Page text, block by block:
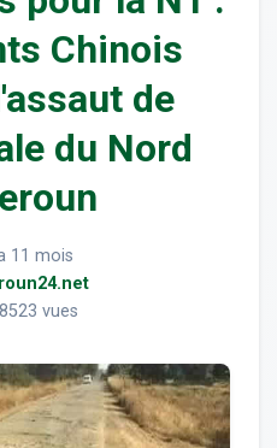
Chinois
de
du Nord
11 mois
vues